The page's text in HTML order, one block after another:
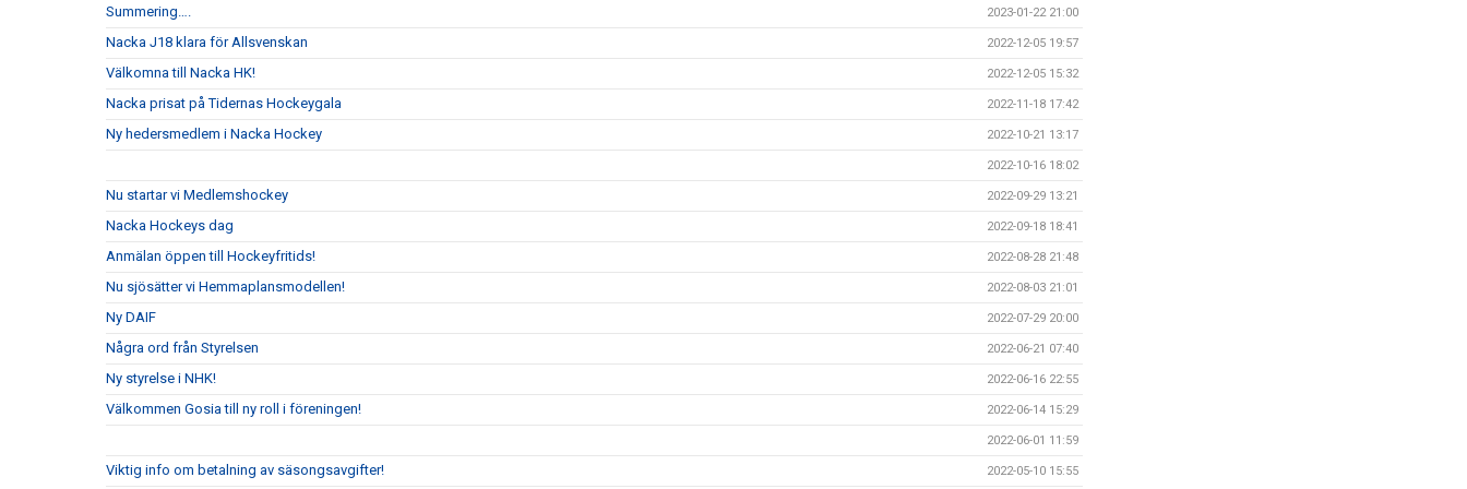
Summering…. 2023-01-22 21:00
Nacka J18 klara för Allsvenskan 2022-12-05 19:57
Välkomna till Nacka HK! 2022-12-05 15:32
Nacka prisat på Tidernas Hockeygala 2022-11-18 17:42
Ny hedersmedlem i Nacka Hockey 2022-10-21 13:17
2022-10-16 18:02
Nu startar vi Medlemshockey 2022-09-29 13:21
Nacka Hockeys dag 2022-09-18 18:41
Anmälan öppen till Hockeyfritids! 2022-08-28 21:48
Nu sjösätter vi Hemmaplansmodellen! 2022-08-03 21:01
Ny DAIF 2022-07-29 20:00
Några ord från Styrelsen 2022-06-21 07:40
Ny styrelse i NHK! 2022-06-16 22:55
Välkommen Gosia till ny roll i föreningen! 2022-06-14 15:29
2022-06-01 11:59
Viktig info om betalning av säsongsavgifter! 2022-05-10 15:55